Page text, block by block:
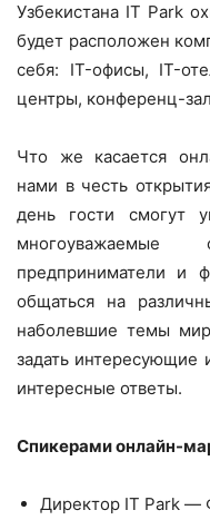
Узбекистана IT Park
будет расположен
себя: IT-офисы, IT-
центры, конференц-
Что же касается
нами в честь
день гости смогут
предприниматели и
общаться на
наболевшие темы
задать интересующие
интересные ответы.
Спикерами онлайн-
Директор IT Park —